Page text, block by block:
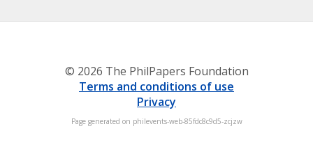
© 2026 The PhilPapers Foundation
Terms and conditions of use
Privacy
Page generated on philevents-web-85fdc8c9d5-zcjzw